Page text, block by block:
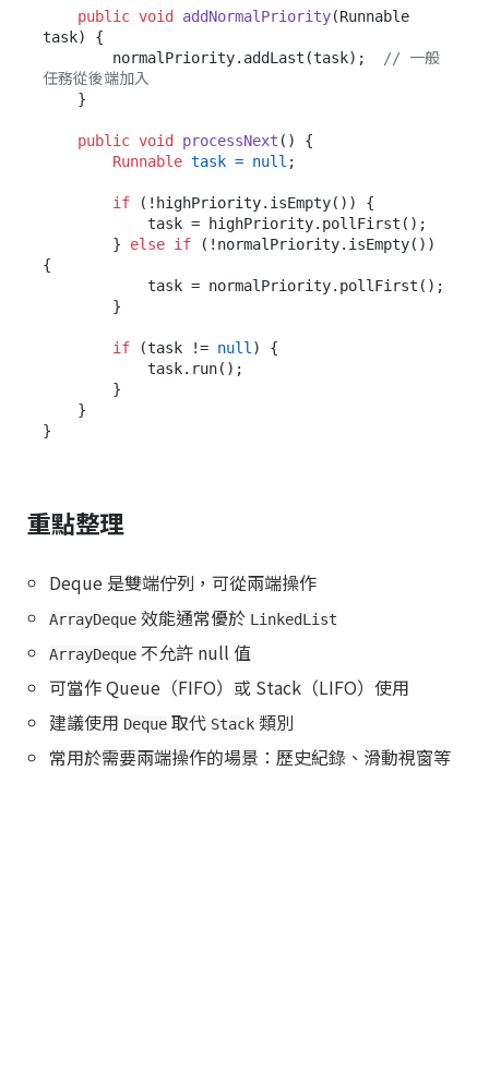
public void addNormalPriority(Runnable
task)
{
        normalPriority.addLast(task);
// 一般
任務從後端加入
public void processNext ()
{
Runnable task = null ;
if (!highPriority.isEmpty()) {
        }
else if (!normalPriority.isEmpty())
{
if (task != null ) {
重點整理
Deque 是雙端佇列，可從兩端操作
ArrayDeque 效能通常優於 LinkedList
ArrayDeque 不允許 null 值
可當作 Queue（FIFO）或 Stack（LIFO）使用
建議使用 Deque 取代 Stack 類別
常用於需要兩端操作的場景：歷史紀錄、滑動視窗等